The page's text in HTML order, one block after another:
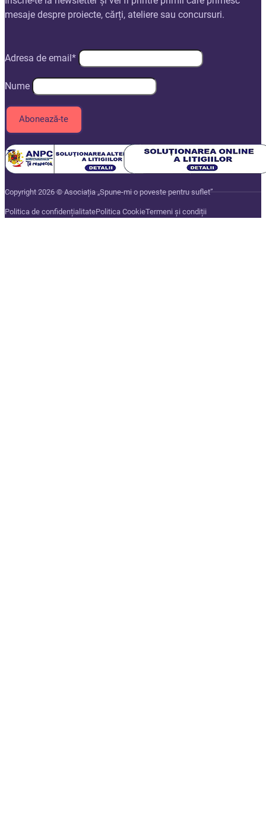
mesaje despre proiecte, cărți, ateliere sau concursuri.
Adresa de email*
Nume
Copyright 2026 © Asociația „Spune-mi o poveste pentru suflet”
Politica de confidențialitatePolitica CookieTermeni și condiții